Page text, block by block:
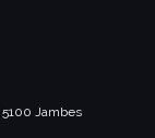
5100 Jambes